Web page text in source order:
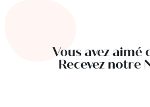
Vous avez aimé
Recevez notre